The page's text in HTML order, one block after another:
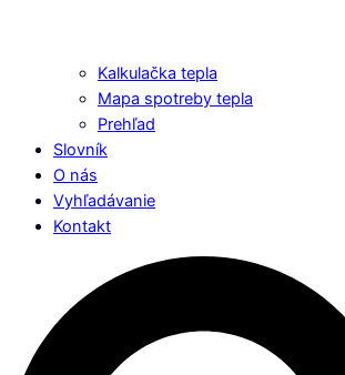
Kalkulačka tepla
Mapa spotreby tepla
Prehľad
Slovník
O nás
Vyhľadávanie
Kontakt